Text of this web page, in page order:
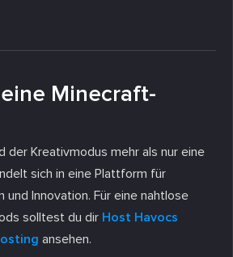
Minecraft-
der Kreativmodus mehr als nur eine
sich in eine Plattform für
und Innovation. Für eine nahtlose
solltest du dir Host Havocs
ansehen.